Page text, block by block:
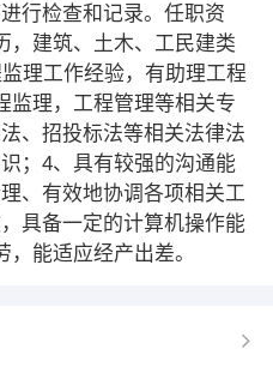
行检查和记录。任职资
，建筑、土木、工民建类
理工作经验，有助理工程
监理，工程管理等相关专
、招投标法等相关法律法
；4、具有较强的沟通能
、有效地协调各项相关工
具备一定的计算机操作能
能适应经产出差。